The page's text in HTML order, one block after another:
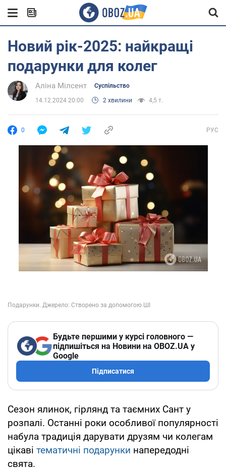
Новий рік-2025: найкращі
подарунки для колег
Аліна Мілсент Суспільство
14.12.2024 20:00 2 хвилини 4,5 т.
0 РУС
Будьте першими у курсі головного —
підпишіться на Новини на OBOZ.UA у
Google
Підписатися
Сезон ялинок, гірлянд та таємних Сант у
розпалі. Останні роки особливої популярності
набула традиція дарувати друзям чи колегам
цікаві тематичні подарунки напередодні
свята.